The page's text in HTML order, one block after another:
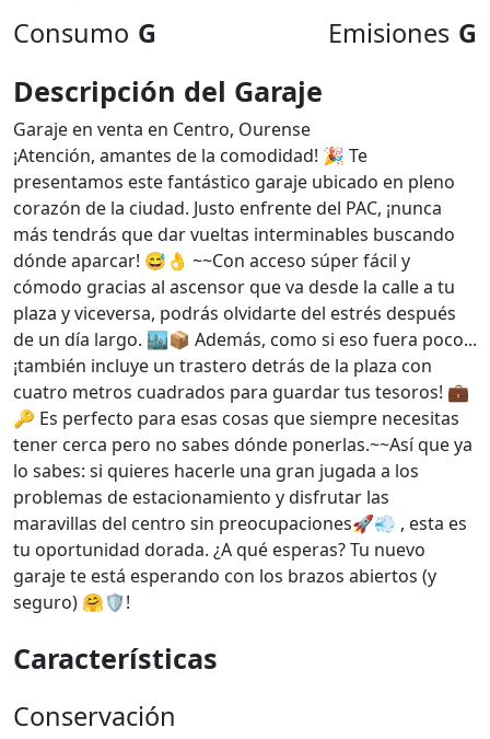
Consumo G Emisiones G
Descripción del Garaje
Garaje en venta en Centro, Ourense
¡Atención, amantes de la comodidad! 🎉 Te
presentamos este fantástico garaje ubicado en pleno
corazón de la ciudad. Justo enfrente del PAC, ¡nunca
más tendrás que dar vueltas interminables buscando
dónde aparcar! 😅👌 ~~Con acceso súper fácil y
cómodo gracias al ascensor que va desde la calle a tu
plaza y viceversa, podrás olvidarte del estrés después
de un día largo. 🏙️📦 Además, como si eso fuera poco...
¡también incluye un trastero detrás de la plaza con
cuatro metros cuadrados para guardar tus tesoros! 💼
🔑 Es perfecto para esas cosas que siempre necesitas
tener cerca pero no sabes dónde ponerlas.~~Así que ya
lo sabes: si quieres hacerle una gran jugada a los
problemas de estacionamiento y disfrutar las
maravillas del centro sin preocupaciones🚀💨 , esta es
tu oportunidad dorada. ¿A qué esperas? Tu nuevo
garaje te está esperando con los brazos abiertos (y
seguro) 🤗🛡️!
Características
Conservación